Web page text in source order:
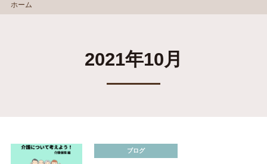
住まいのお手入れ&リフォーム
トピックス
ホーム
2021年10月
ブログ